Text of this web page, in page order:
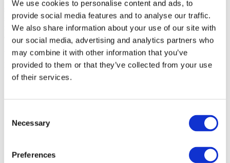
We use cookies to personalise content and ads, to
provide social media features and to analyse our traffic.
We also share information about your use of our site with
our social media, advertising and analytics partners who
may combine it with other information that you’ve
provided to them or that they’ve collected from your use
of their services.
Selection
Necessary
Preferences
scivolamento hanno la massima priorità. Per garantire questa
sicurezza, il nostro team di sviluppo ha realizzato una robusta stuoia
in gomma con un peso totale medio di circa 17 kg (per stuoia nelle
dimensioni standard di 1000 x 1350 mm).
Vantaggi della giuntura puzzle KRAIBURG rispetto a quelle puzzle
pressate/connessioni a pressione
Tipo di connessione reversibile - molto elegante e resistente
Giuntura puzzle tagliata a getto d'acqua: il ritiro naturale della
gomma è completato e la precisione di adattamento è
connessione (spazio)!